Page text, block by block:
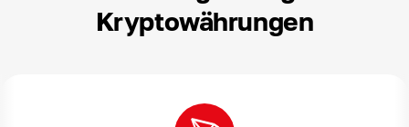
Kryptowährungen